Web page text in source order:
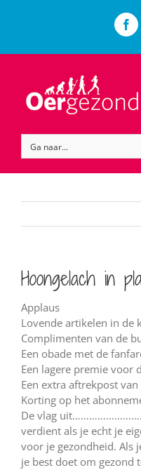
Ga naar...
Hoongelach in
Applaus
Lovende artikelen in de
Complimenten van de
Een obade met de
Een lagere premie voor
Een extra aftrekpost
Korting op het
De vlag
verdient als je echt je
voor je gezondheid. Als
je best doet om gezond